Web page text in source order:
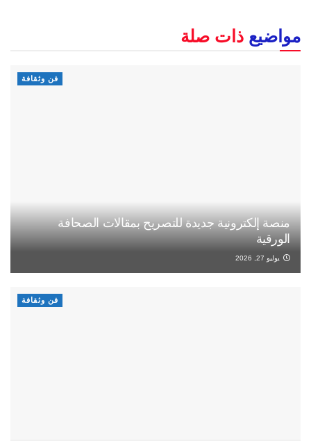
مواضيع ذات صلة
فن وثقافة
منصة إلكترونية جديدة للتصريح بمقالات الصحافة
الورقية
يوليو 27, 2026
فن وثقافة